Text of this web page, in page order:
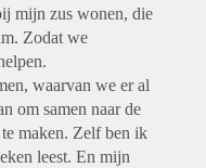
mijn zus wonen, die
Zodat we
waarvan we er al
om samen naar de
maken. Zelf ben ik
leest. En mijn